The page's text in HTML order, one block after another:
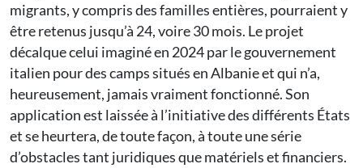
migrants, y compris des familles entières, pourraient y
être retenus jusqu’à 24, voire 30 mois. Le projet
décalque celui imaginé en 2024 par le gouvernement
italien pour des camps situés en Albanie et qui n’a,
heureusement, jamais vraiment fonctionné. Son
application est laissée à l’initiative des différents États
et se heurtera, de toute façon, à toute une série
d’obstacles tant juridiques que matériels et financiers.